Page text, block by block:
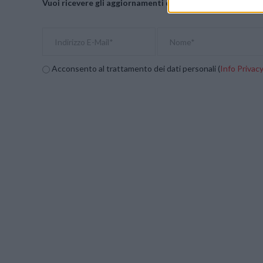
Vuoi ricevere gli aggiornamenti delle news di
Acconsento al trattamento dei dati personali (Info Privacy